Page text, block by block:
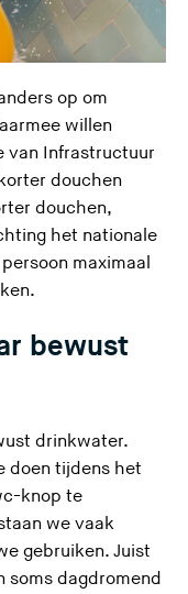
op om
willen
van Infrastructuur
douchen
douchen,
het nationale
maximaal
bewust
drinkwater.
doen tijdens het
knop te
we vaak
gebruiken. Juist
soms dagdromend